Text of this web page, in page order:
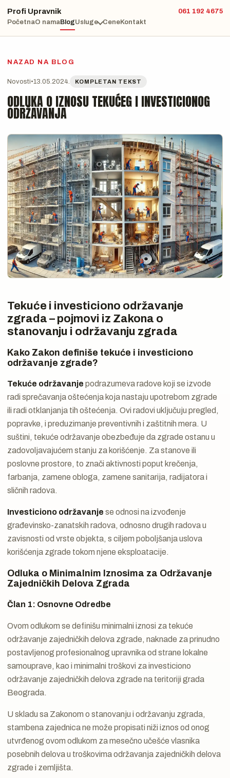
Profi Upravnik
PočetnaO namaBlogUsluge CeneKontakt
061 192 4675
NAZAD NA BLOG
Novosti•13.05.2024. KOMPLETAN TEKST
ODLUKA O IZNOSU TEKUĆEG I INVESTICIONOG
ODRŽAVANJA
Tekuće i investiciono održavanje
zgrada – pojmovi iz Zakona o
stanovanju i održavanju zgrada
Kako Zakon definiše tekuće i investiciono
održavanje zgrade?
Tekuće održavanje podrazumeva radove koji se izvode
radi sprečavanja oštećenja koja nastaju upotrebom zgrade
ili radi otklanjanja tih oštećenja. Ovi radovi uključuju pregled,
popravke, i preduzimanje preventivnih i zaštitnih mera. U
suštini, tekuće održavanje obezbeđuje da zgrade ostanu u
zadovoljavajućem stanju za korišćenje. Za stanove ili
poslovne prostore, to znači aktivnosti poput krečenja,
farbanja, zamene obloga, zamene sanitarija, radijatora i
sličnih radova.
Investiciono održavanje se odnosi na izvođenje
građevinsko-zanatskih radova, odnosno drugih radova u
zavisnosti od vrste objekta, s ciljem poboljšanja uslova
korišćenja zgrade tokom njene eksploatacije.
Odluka o Minimalnim Iznosima za Održavanje
Zajedničkih Delova Zgrada
Član 1: Osnovne Odredbe
Ovom odlukom se definišu minimalni iznosi za tekuće
održavanje zajedničkih delova zgrade, naknade za prinudno
postavljenog profesionalnog upravnika od strane lokalne
samouprave, kao i minimalni troškovi za investiciono
održavanje zajedničkih delova zgrade na teritoriji grada
Beograda.
U skladu sa Zakonom o stanovanju i održavanju zgrada,
stambena zajednica ne može propisati niži iznos od onog
utvrđenog ovom odlukom za mesečno učešće vlasnika
posebnih delova u troškovima održavanja zajedničkih delova
zgrade i zemljišta.